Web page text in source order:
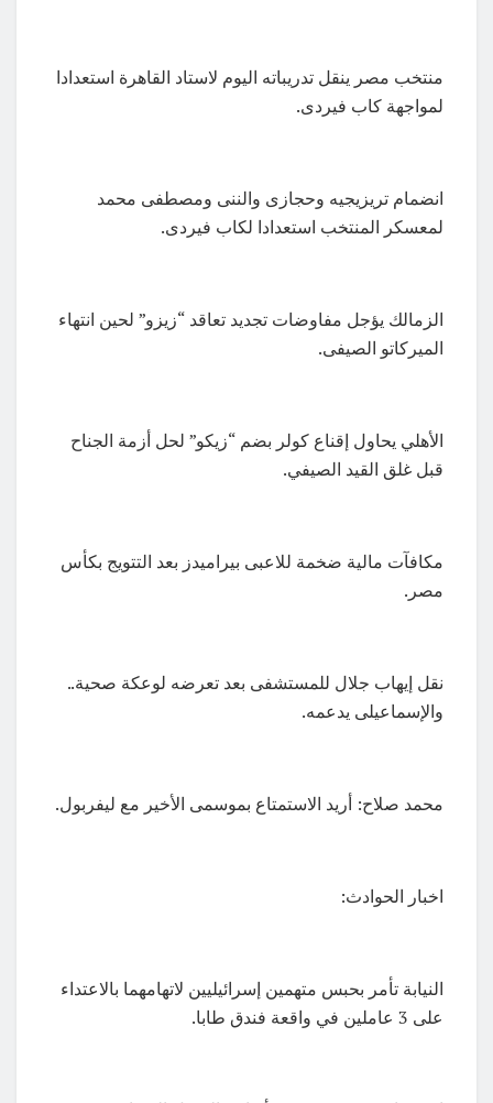
منتخب مصر ينقل تدريباته اليوم لاستاد القاهرة استعدادا
لمواجهة كاب فيردى.
انضمام تريزيجيه وحجازى والننى ومصطفى محمد
لمعسكر المنتخب استعدادا لكاب فيردى.
الزمالك يؤجل مفاوضات تجديد تعاقد “زيزو” لحين انتهاء
الميركاتو الصيفى.
الأهلي يحاول إقناع كولر بضم “زيكو” لحل أزمة الجناح
قبل غلق القيد الصيفي.
مكافآت مالية ضخمة للاعبى بيراميدز بعد التتويج بكأس
مصر.
نقل إيهاب جلال للمستشفى بعد تعرضه لوعكة صحية..
والإسماعيلى يدعمه.
محمد صلاح: أريد الاستمتاع بموسمى الأخير مع ليفربول.
اخبار الحوادث:
النيابة تأمر بحبس متهمين إسرائيليين لاتهامهما بالاعتداء
على 3 عاملين في واقعة فندق طابا.